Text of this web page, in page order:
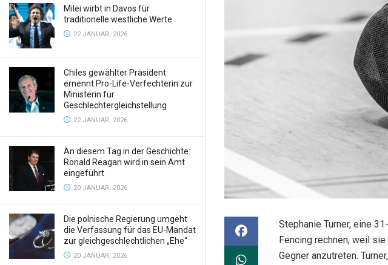
Milei wirbt in Davos für
traditionelle westliche Werte
22 JANUAR, 2026
Chiles gewählter Präsident
ernennt Pro-Life-Verfechterin zur
Ministerin für
Geschlechtergleichstellung
22 JANUAR, 2026
An diesem Tag in der Geschichte:
Ronald Reagan wird in sein Amt
eingeführt
20 JANUAR, 2026
Die polnische Regierung umgeht
die Verfassung für das EU-Mandat
zur gleichgeschlechtlichen „Ehe“
20 JANUAR, 2026
Stephanie Turner, eine
Fencing rechnen, weil
Gegner anzutreten.